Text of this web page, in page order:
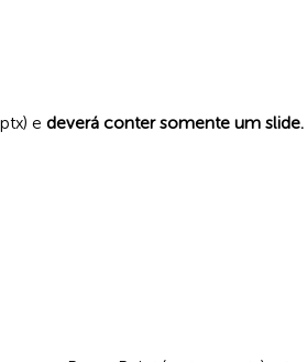
e deverá conter somente um slide.